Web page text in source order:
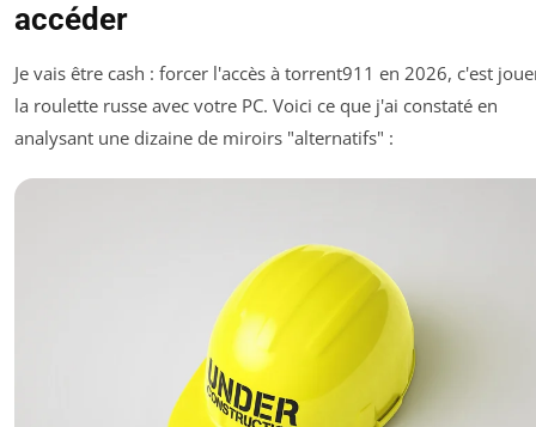
accéder
Je vais être cash : forcer l'accès à torrent911 en 2026, c'est
la roulette russe avec votre PC. Voici ce que j'ai constaté en
analysant une dizaine de miroirs "alternatifs" :